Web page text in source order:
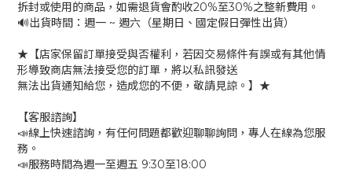
拆封或使用的商品，如需退貨會酌收20%至30%之整新費用。
🔊出貨時間：週一 ~ 週六（星期日、國定假日彈性出貨）
★【店家保留訂單接受與否權利，若因交易條件有誤或有其他情
形導致商店無法接受您的訂單，將以私訊發送
無法出貨通知給您，造成您的不便，敬請見諒。】★
【客服諮詢】
📣線上快速諮詢，有任何問題都歡迎聊聊詢問，專人在線為您服
務。
📣服務時間為週一至週五 9:30至18:00